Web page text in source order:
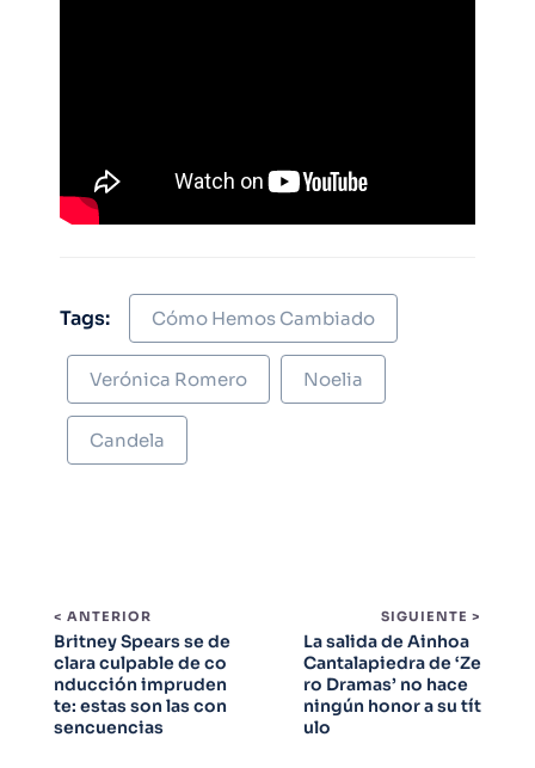
Tags: Cómo Hemos Cambiado
Verónica Romero Noelia
Candela
< ANTERIOR
Britney Spears se de
clara culpable de co
nducción impruden
te: estas son las con
sencuencias
SIGUIENTE >
La salida de Ainhoa
Cantalapiedra de ‘Ze
ro Dramas’ no hace
ningún honor a su tít
ulo